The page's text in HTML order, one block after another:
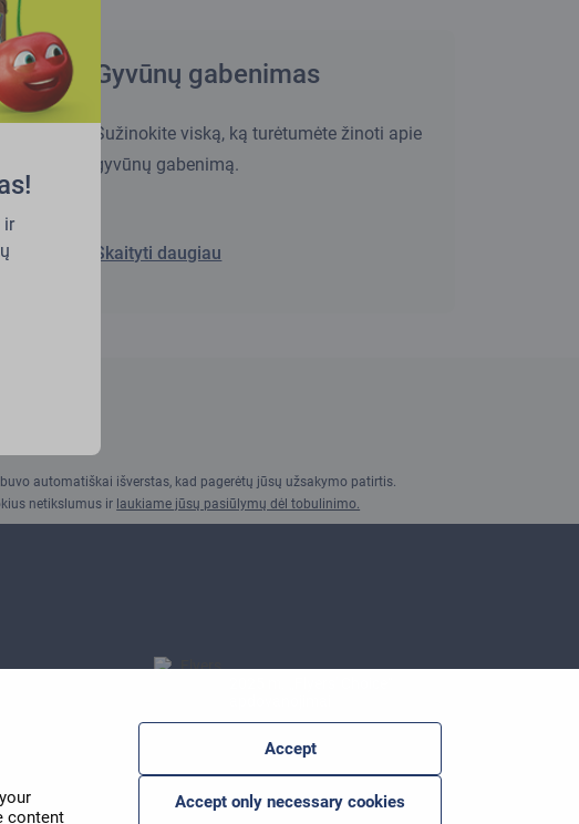
content
Accept
Accept only necessary cookies
Gyvūnų gabenimas
Sužinokite viską, ką turėtumėte žinoti apie
gyvūnų gabenimą.
Skaityti daugiau
automatiškai išverstas, kad pagerėtų jūsų užsakymo patirtis.
netikslumus ir laukiame jūsų pasiūlymų dėl tobulinimo.
ir